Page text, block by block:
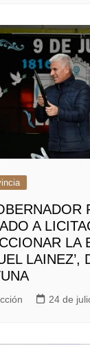
A
LA
LAINEZ’,
24 de